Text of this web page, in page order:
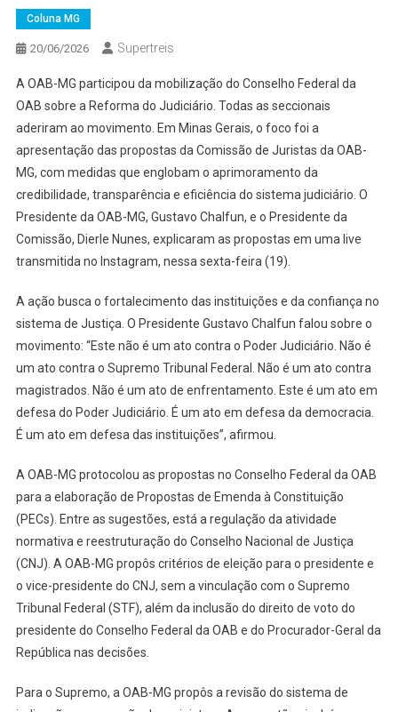
Coluna MG
20/06/2026 Supertreis
A OAB-MG participou da mobilização do Conselho Federal da
OAB sobre a Reforma do Judiciário. Todas as seccionais
aderiram ao movimento. Em Minas Gerais, o foco foi a
apresentação das propostas da Comissão de Juristas da OAB-
MG, com medidas que englobam o aprimoramento da
credibilidade, transparência e eficiência do sistema judiciário. O
Presidente da OAB-MG, Gustavo Chalfun, e o Presidente da
Comissão, Dierle Nunes, explicaram as propostas em uma live
transmitida no Instagram, nessa sexta-feira (19).
A ação busca o fortalecimento das instituições e da confiança no
sistema de Justiça. O Presidente Gustavo Chalfun falou sobre o
movimento: “Este não é um ato contra o Poder Judiciário. Não é
um ato contra o Supremo Tribunal Federal. Não é um ato contra
magistrados. Não é um ato de enfrentamento. Este é um ato em
defesa do Poder Judiciário. É um ato em defesa da democracia.
É um ato em defesa das instituições”, afirmou.
A OAB-MG protocolou as propostas no Conselho Federal da OAB
para a elaboração de Propostas de Emenda à Constituição
(PECs). Entre as sugestões, está a regulação da atividade
normativa e reestruturação do Conselho Nacional de Justiça
(CNJ). A OAB-MG propôs critérios de eleição para o presidente e
o vice-presidente do CNJ, sem a vinculação com o Supremo
Tribunal Federal (STF), além da inclusão do direito de voto do
presidente do Conselho Federal da OAB e do Procurador-Geral da
República nas decisões.
Para o Supremo, a OAB-MG propôs a revisão do sistema de